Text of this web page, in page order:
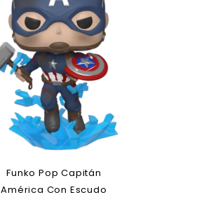
Funko Pop Capitán
América Con Escudo